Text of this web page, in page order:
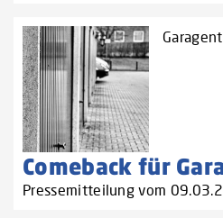
Comeback für
Pressemitteilung vom